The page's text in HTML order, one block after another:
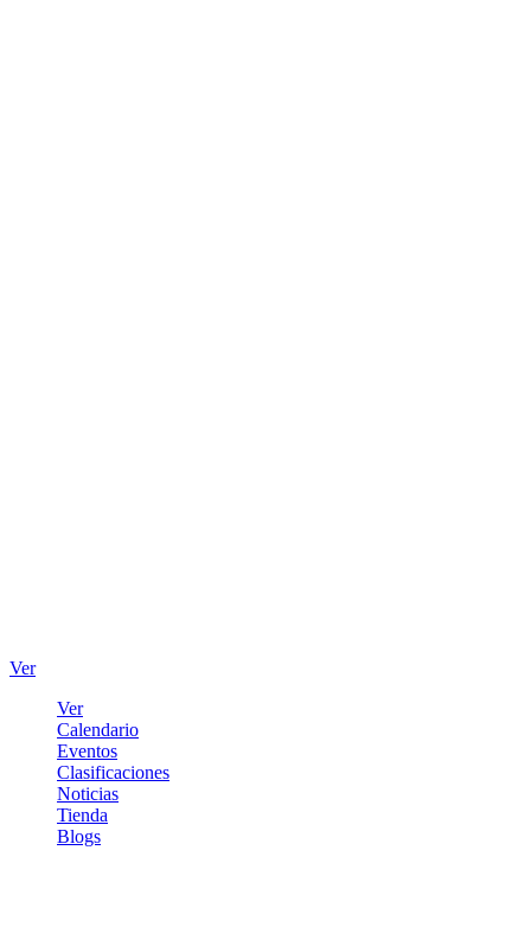
Ver
Ver
Calendario
Eventos
Clasificaciones
Noticias
Tienda
Blogs